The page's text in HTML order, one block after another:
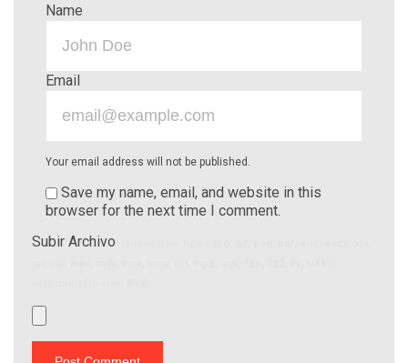
Name
Email
Your email address will not be published.
Save my name, email, and website in this
browser for the next time I comment.
Subir Archivo